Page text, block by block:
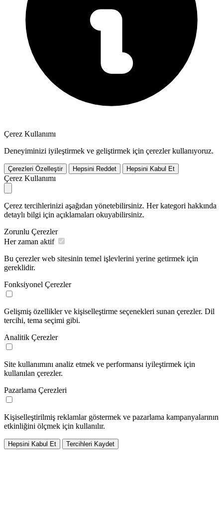
Çerez Kullanımı
Deneyiminizi iyileştirmek ve geliştirmek için çerezler kullanıyoruz.
Çerezleri Özelleştir Hepsini Reddet Hepsini Kabul Et
Çerez Kullanımı
Çerez tercihlerinizi aşağıdan yönetebilirsiniz. Her kategori hakkında
detaylı bilgi için açıklamaları okuyabilirsiniz.
Zorunlu Çerezler
Her zaman aktif
Bu çerezler web sitesinin temel işlevlerini yerine getirmek için
gereklidir.
Fonksiyonel Çerezler
Gelişmiş özellikler ve kişiselleştirme seçenekleri sunan çerezler. Dil
tercihi, tema seçimi gibi.
Analitik Çerezler
Site kullanımını analiz etmek ve performansı iyileştirmek için
kullanılan çerezler.
Pazarlama Çerezleri
Kişiselleştirilmiş reklamlar göstermek ve pazarlama kampanyalarının
etkinliğini ölçmek için kullanılır.
Hepsini Kabul Et Tercihleri Kaydet